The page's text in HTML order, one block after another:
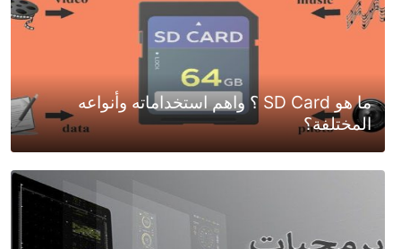
ما هو SD Card ؟ واهم استخداماته وأنواعه
المختلفة؟